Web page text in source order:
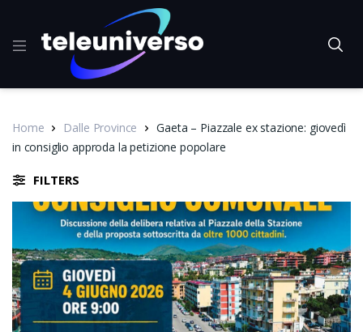
Home Dalle Province
Gaeta – Piazzale ex stazione: giovedì
in consiglio approda la petizione popolare
FILTERS